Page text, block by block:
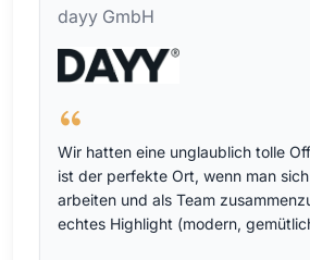
dayy GmbH
Wir hatten eine unglaublich tolle
ist der perfekte Ort, wenn man
arbeiten und als Team
echtes Highlight (modern,